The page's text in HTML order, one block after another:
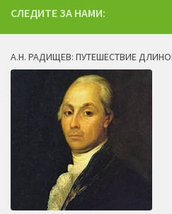
СЛЕДИТЕ ЗА НАМИ:
А.Н. РАДИЩЕВ: ПУТЕШЕСТВИЕ